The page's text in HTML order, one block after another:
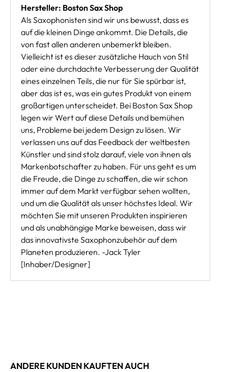
Hersteller: Boston Sax Shop
Als Saxophonisten sind wir uns bewusst, dass es
auf die kleinen Dinge ankommt. Die Details, die
von fast allen anderen unbemerkt bleiben.
Vielleicht ist es dieser zusätzliche Hauch von Stil
oder eine durchdachte Verbesserung der Qualität
eines einzelnen Teils, die nur für Sie spürbar ist,
aber das ist es, was ein gutes Produkt von einem
großartigen unterscheidet. Bei Boston Sax Shop
legen wir Wert auf diese Details und bemühen
uns, Probleme bei jedem Design zu lösen. Wir
verlassen uns auf das Feedback der weltbesten
Künstler und sind stolz darauf, viele von ihnen als
Markenbotschafter zu haben. Für uns geht es um
die Freude, die Dinge zu schaffen, die wir schon
immer auf dem Markt verfügbar sehen wollten,
und um die Qualität als unser höchstes Ideal. Wir
möchten Sie mit unseren Produkten inspirieren
und als unabhängige Marke beweisen, dass wir
das innovativste Saxophonzubehör auf dem
Planeten produzieren. -Jack Tyler
[Inhaber/Designer]
ANDERE KUNDEN KAUFTEN AUCH